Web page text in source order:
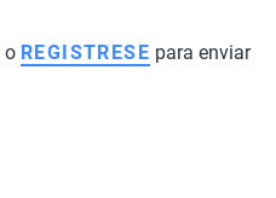
o REGISTRESE para enviar